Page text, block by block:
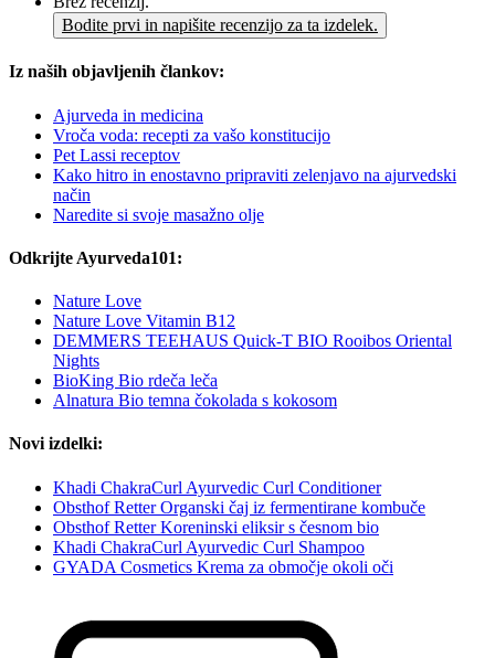
Bodite prvi in napišite recenzijo za ta izdelek.
Iz naših objavljenih člankov:
Ajurveda in medicina
Vroča voda: recepti za vašo konstitucijo
Pet Lassi receptov
Kako hitro in enostavno pripraviti zelenjavo na ajurvedski
način
Naredite si svoje masažno olje
Odkrijte Ayurveda101:
Nature Love
Nature Love Vitamin B12
DEMMERS TEEHAUS Quick-T BIO Rooibos Oriental
Nights
BioKing Bio rdeča leča
Alnatura Bio temna čokolada s kokosom
Novi izdelki:
Khadi ChakraCurl Ayurvedic Curl Conditioner
Obsthof Retter Organski čaj iz fermentirane kombuče
Obsthof Retter Koreninski eliksir s česnom bio
Khadi ChakraCurl Ayurvedic Curl Shampoo
GYADA Cosmetics Krema za območje okoli oči